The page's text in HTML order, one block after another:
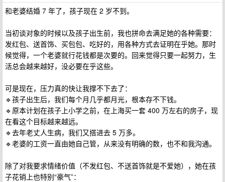
和老婆结婚 7 年了，孩子现在 2 岁不到。
当初谈对象的时候以及孩子出生前，我也拼命去满足她的各种需要：
发红包、送首饰、买包包、吃好的，用各种方式去证明在乎她。那时
候觉得，一个老婆就行花钱都是次要的。回来觉得只要一起努力，生
活总会越来越好，没必要在乎这些。
可是现在，压力真的快让我撑不下去了：
🔹孩子出生后，我们每个月几乎都月光，根本存不下钱。
🔹原本计划在孩子上小学之前，在上海买一套 400 万左右的房子，现
在看这个目标越来越远。
🔹去年老丈人生病，我们又搭进去 5 万多。
🔹老婆的工资一直由她自己管，从来没有明确的数，也不和我沟通。
除了对我要求情绪价值（不发红包、不送首饰就是不爱她），她在孩
子花销上也特别“豪气”：